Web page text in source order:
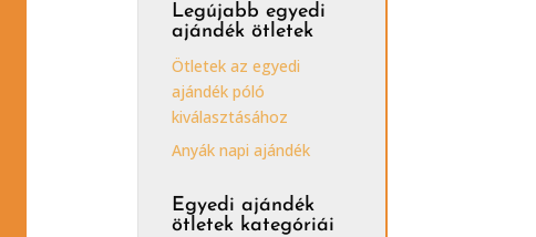
Legújabb egyedi
ajándék ötletek
Ötletek az egyedi
ajándék póló
kiválasztásához
Anyák napi ajándék
Egyedi ajándék
ötletek kategóriái